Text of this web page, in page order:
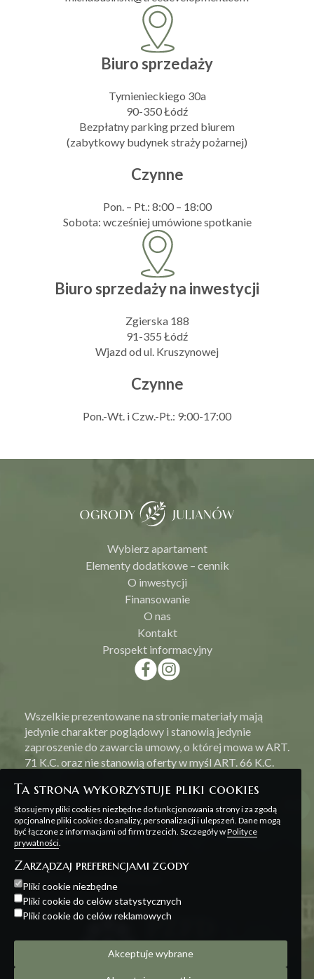
Biuro sprzedaży
Tymienieckiego 30a
90-350 Łódź
Bezpłatny parking przed biurem
(zabytkowy budynek straży pożarnej)
Czynne
Pon. – Pt.: 8:00 – 18:00
Sobota: wcześniej umówione spotkanie
Biuro sprzedaży na inwestycji
Zgierska 188
91-355 Łódź
Wjazd od ul. Kruszynowej
Czynne
Pon.-Wt. i Czw.-Pt.: 9:00-17:00
Wybierz apartament
Elementy dodatkowe – cennik
O inwestycji
Finansowanie
O nas
Kontakt
Prospekt informacyjny
Wszelkie prezentowane na stronie materiały mają
jedynie charakter poglądowy i stanowią jedynie
zaproszenie do zawarcia umowy, o której mowa w ART.
71 K.C. oraz nie stanowią oferty w myśl ART. 66 K.C.
Polityka prywatności
Ta strona wykorzystuje pliki cookies
Stosujemy pliki cookies niezbędne do funkcjonowania strony i za zgodą
opcjonalne pliki cookies do analizy, personalizacji i ulepszeń. Dane mogą
być łączone z informacjami od firm trzecich. Szczegóły wPolityce
prywatności.
Zarządzaj preferencjami zgody
Pliki cookie niezbędne
Pliki cookie do celów statystycznych
Pliki cookie do celów reklamowych
Akceptuje wybrane